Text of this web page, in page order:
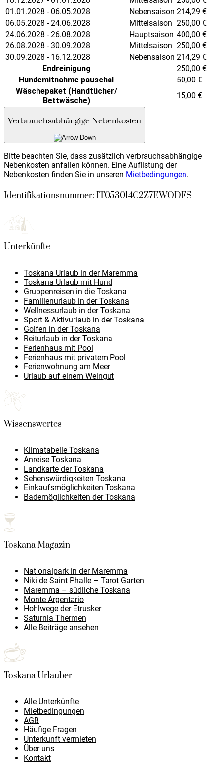
01.01.2028 - 06.05.2028
Nebensaison 214,29 €
06.05.2028 - 24.06.2028
Mittelsaison 250,00 €
24.06.2028 - 26.08.2028
Hauptsaison 400,00 €
26.08.2028 - 30.09.2028
Mittelsaison 250,00 €
30.09.2028 - 16.12.2028
Nebensaison 214,29 €
Endreinigung
250,00 €
Hundemitnahme pauschal
50,00 €
Wäschepaket (Handtücher/
Bettwäsche)
15,00 €
Verbrauchsabhängige Nebenkosten
Bitte beachten Sie, dass zusätzlich verbrauchsabhängige
Nebenkosten anfallen können. Eine Auflistung der
Nebenkosten finden Sie in unseren Mietbedingungen.
Identifikationsnummer: IT053014C2Z7EWODFS
Unterkünfte
Toskana Urlaub in der Maremma
Toskana Urlaub mit Hund
Gruppenreisen in die Toskana
Familienurlaub in der Toskana
Wellnessurlaub in der Toskana
Sport & Aktivurlaub in der Toskana
Golfen in der Toskana
Reiturlaub in der Toskana
Ferienhaus mit Pool
Ferienhaus mit privatem Pool
Ferienwohnung am Meer
Urlaub auf einem Weingut
Wissenswertes
Klimatabelle Toskana
Anreise Toskana
Landkarte der Toskana
Sehenswürdigkeiten Toskana
Einkaufsmöglichkeiten Toskana
Bademöglichkeiten der Toskana
Toskana Magazin
Nationalpark in der Maremma
Niki de Saint Phalle – Tarot Garten
Maremma – südliche Toskana
Monte Argentario
Hohlwege der Etrusker
Saturnia Thermen
Alle Beiträge ansehen
Toskana Urlauber
Alle Unterkünfte
Mietbedingungen
AGB
Häufige Fragen
Unterkunft vermieten
Über uns
Kontakt